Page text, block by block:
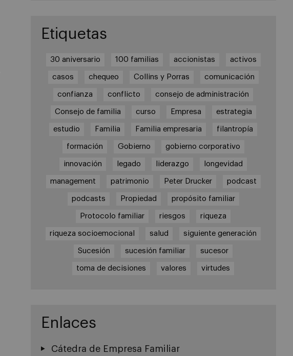
Etiquetas
30 aniversario 100 familias accionistas activos
casos chequeo Collins y Porras comunicación
confianza conflicto consejo de administración
Consejo de familia curso Empresa estrategia
estudio Familia Familia empresaria filantropía
formación Gobierno gobierno corporativo
innovación legado liderazgo longevidad
management patrimonio Peter Drucker podcast
podcasts Propiedad propósito familiar
Protocolo familiar riesgos riqueza
riqueza socioemocional salud siguiente generación
Sucesión sucesión familiar sucesor
toma de decisiones valores virtudes
Enlaces
Cátedra de Empresa Familiar